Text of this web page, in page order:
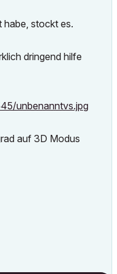
habe, stockt es.
dringend hilfe
unbenanntvs.jpg
auf 3D Modus